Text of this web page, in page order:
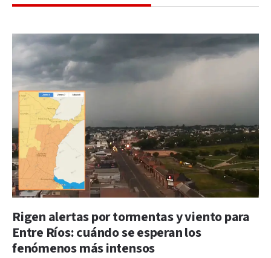
Rigen alertas por tormentas y viento para
Entre Ríos: cuándo se esperan los
fenómenos más intensos